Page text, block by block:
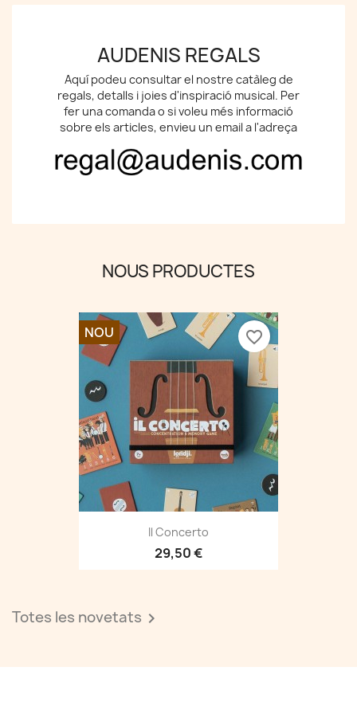
AUDENIS REGALS
Aquí podeu consultar el nostre catàleg de
regals, detalls i joies d'inspiració musical. Per
fer una comanda o si voleu més informació
sobre els articles, envieu un email a l'adreça
NOUS PRODUCTES
Il Concerto
29,50 €
NOU favorite_border
Totes les novetats 